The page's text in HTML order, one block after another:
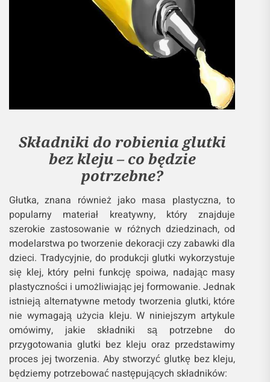
Składniki do robienia glutki
bez kleju – co będzie
potrzebne?
Głutka, znana również jako masa plastyczna, to
popularny materiał kreatywny, który znajduje
szerokie zastosowanie w różnych dziedzinach, od
modelarstwa po tworzenie dekoracji czy zabawki dla
dzieci. Tradycyjnie, do produkcji glutki wykorzystuje
się klej, który pełni funkcję spoiwa, nadając masy
plastyczności i umożliwiając jej formowanie. Jednak
istnieją alternatywne metody tworzenia glutki, które
nie wymagają użycia kleju. W niniejszym artykule
omówimy, jakie składniki są potrzebne do
przygotowania glutki bez kleju oraz przedstawimy
proces jej tworzenia. Aby stworzyć glutkę bez kleju,
będziemy potrzebować następujących składników: